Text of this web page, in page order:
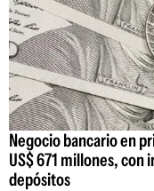
Negocio bancario en
US$ 671 millones, con
depósitos